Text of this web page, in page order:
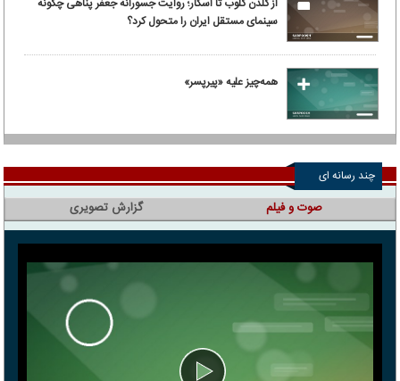
از گلدن گلوب تا اسکار؛ روایت جسورانه جعفر پناهی چگونه
سینمای مستقل ایران را متحول کرد؟
همه‌چیز علیه «پیرپسر»
چند رسانه ای
صوت و فیلم گزارش تصویری